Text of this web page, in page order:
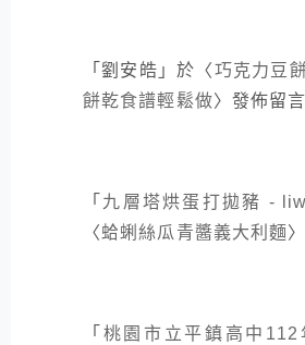
「劉安皓 」於〈巧克力豆
餅乾食譜輕鬆做〉發佈留言
「 九層塔烘蛋打拋豬 -
〈蛤蜊絲瓜青醬義大利麵
「 桃園市立平鎮高中